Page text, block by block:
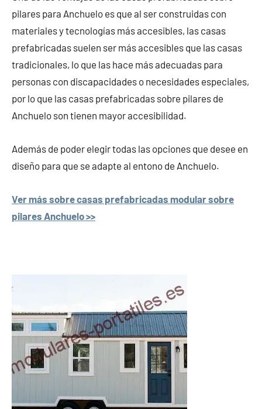
pilares para Anchuelo es que al ser construidas con
materiales y tecnologías más accesibles, las casas
prefabricadas suelen ser más accesibles que las casas
tradicionales, lo que las hace más adecuadas para
personas con discapacidades o necesidades especiales,
por lo que las casas prefabricadas sobre pilares de
Anchuelo son tienen mayor accesibilidad.
Además de poder elegir todas las opciones que desee en
diseño para que se adapte al entono de Anchuelo.
Ver más sobre casas prefabricadas modular sobre
pilares Anchuelo >>